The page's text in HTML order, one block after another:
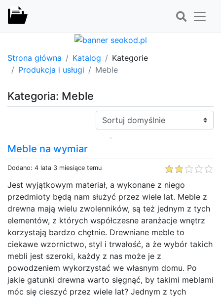
Strona główna Katalog
Kategorie
Produkcja i usługi
Meble
Kategoria: Meble
Sortuj:
Meble na wymiar
Dodano: 4 lata 3 miesiące temu
Jest wyjątkowym materiał, a wykonane z niego
przedmioty będą nam służyć przez wiele lat. Meble z
drewna mają wielu zwolenników, są też jednym z tych
elementów, z których współczesne aranżacje wnętrz
korzystają bardzo chętnie. Drewniane meble to
ciekawe wzornictwo, styl i trwałość, a że wybór takich
mebli jest szeroki, każdy z nas może je z
powodzeniem wykorzystać we własnym domu. Po
jakie gatunki drewna warto sięgnąć, by takimi meblami
móc się cieszyć przez wiele lat? Jednym z tych